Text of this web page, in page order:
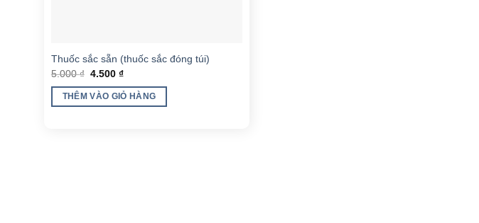
Thuốc sắc sẵn (thuốc sắc đóng túi)
5.000₫ Giá
là:
5.000 ₫.
4.500₫Giá
tại
là:
THÊM VÀO GIỎ HÀNG